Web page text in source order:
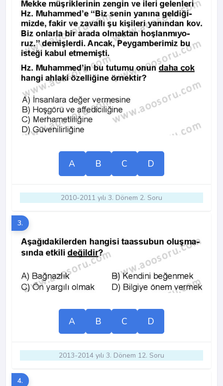
A B C D
2010-2011 yılı 3. Dönem 2. Soru
3.
A B C D
2013-2014 yılı 3. Dönem 12. Soru
4.